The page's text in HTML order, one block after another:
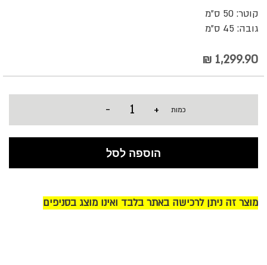
קוטר: 50 ס"מ
גובה: 45 ס"מ
1,299.90 ₪
כמות +
-
הוספה לסל
מוצר זה ניתן לרכישה באתר בלבד ואינו מוצג בסניפים